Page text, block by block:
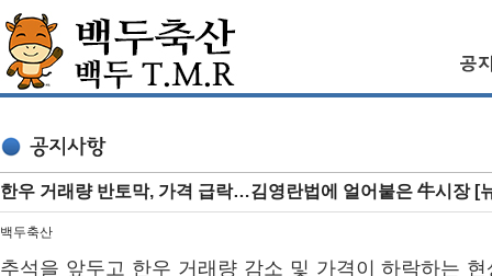
한우 거래량 반토막, 가격 급락…김영란법에 얼어붙은 牛시장 [
백두축산
추석을 앞두고 한우 거래량 감소 및 가격이 하락하는